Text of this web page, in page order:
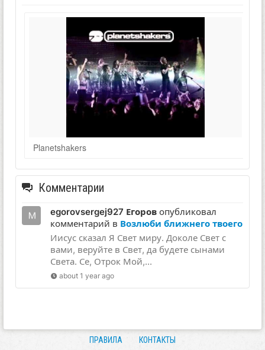
Planetshakers
Комментарии
egorovsergej927 Егоров опубликовал
комментарий в Возлюби ближнего твоего
Иисус сказал Я Свет миру. Доколе Свет с
вами, веруйте в Свет, да будете сынами
Света. Се, Отрок Мой,...
about 1 year ago
ПРАВИЛА КОНТАКТЫ